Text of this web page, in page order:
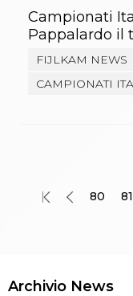
Campionati
Pappalardo il
FIJLKAM NEWS
CAMPIONATI
80 81
Archivio News